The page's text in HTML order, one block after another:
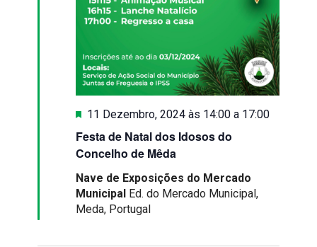
Festa de Natal dos Idosos do
Concelho de Mêda
Destaque
11 Dezembro, 2024 às 14:00 a 17:00
Nave de Exposições do Mercado
Municipal Ed. do Mercado Municipal,
Meda, Portugal